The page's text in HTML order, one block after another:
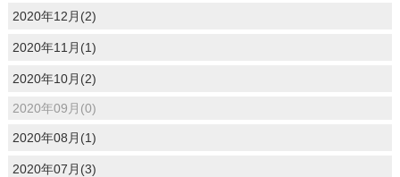
2020年12月(2)
2020年11月(1)
2020年10月(2)
2020年09月(0)
2020年08月(1)
2020年07月(3)